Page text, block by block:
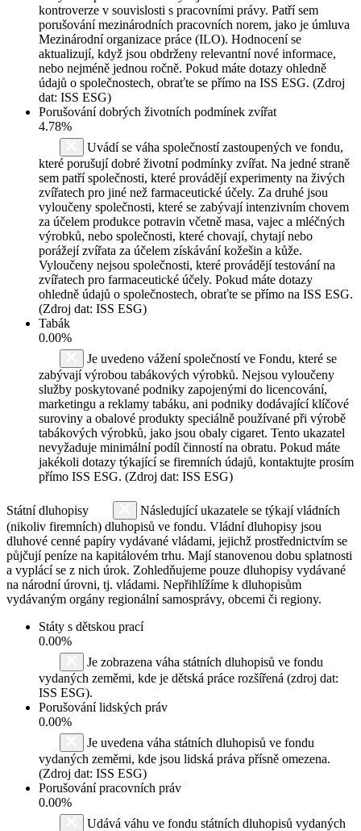
kontroverze v souvislosti s pracovními právy. Patří sem
porušování mezinárodních pracovních norem, jako je úmluva
Mezinárodní organizace práce (ILO). Hodnocení se
aktualizují, když jsou obdrženy relevantní nové informace,
nebo nejméně jednou ročně. Pokud máte dotazy ohledně
údajů o společnostech, obraťte se přímo na ISS ESG. (Zdroj
dat: ISS ESG)
Porušování dobrých životních podmínek zvířat
4.78%
Uvádí se váha společností zastoupených ve fondu,
které porušují dobré životní podmínky zvířat. Na jedné straně
sem patří společnosti, které provádějí experimenty na živých
zvířatech pro jiné než farmaceutické účely. Za druhé jsou
vyloučeny společnosti, které se zabývají intenzivním chovem
za účelem produkce potravin včetně masa, vajec a mléčných
výrobků, nebo společnosti, které chovají, chytají nebo
porážejí zvířata za účelem získávání kožešin a kůže.
Vyloučeny nejsou společnosti, které provádějí testování na
zvířatech pro farmaceutické účely. Pokud máte dotazy
ohledně údajů o společnostech, obraťte se přímo na ISS ESG.
(Zdroj dat: ISS ESG)
Tabák
0.00%
Je uvedeno vážení společností ve Fondu, které se
zabývají výrobou tabákových výrobků. Nejsou vyloučeny
služby poskytované podniky zapojenými do licencování,
marketingu a reklamy tabáku, ani podniky dodávající klíčové
suroviny a obalové produkty speciálně používané při výrobě
tabákových výrobků, jako jsou obaly cigaret. Tento ukazatel
nevyžaduje minimální podíl činností na obratu. Pokud máte
jakékoli dotazy týkající se firemních údajů, kontaktujte prosím
přímo ISS ESG. (Zdroj dat: ISS ESG)
Státní dluhopisy
Následující ukazatele se týkají vládních
(nikoliv firemních) dluhopisů ve fondu. Vládní dluhopisy jsou
dluhové cenné papíry vydávané vládami, jejichž prostřednictvím se
půjčují peníze na kapitálovém trhu. Mají stanovenou dobu splatnosti
a vyplácí se z nich úrok. Zohledňujeme pouze dluhopisy vydávané
na národní úrovni, tj. vládami. Nepřihlížíme k dluhopisům
vydávaným orgány regionální samosprávy, obcemi či regiony.
Státy s dětskou prací
0.00%
Je zobrazena váha státních dluhopisů ve fondu
vydaných zeměmi, kde je dětská práce rozšířená (zdroj dat:
ISS ESG).
Porušování lidských práv
0.00%
Je uvedena váha státních dluhopisů ve fondu
vydaných zeměmi, kde jsou lidská práva přísně omezena.
(Zdroj dat: ISS ESG)
Porušování pracovních práv
0.00%
Udává váhu ve fondu státních dluhopisů vydaných